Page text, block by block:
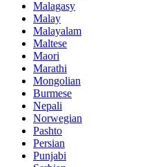
Malagasy
Malay
Malayalam
Maltese
Maori
Marathi
Mongolian
Burmese
Nepali
Norwegian
Pashto
Persian
Punjabi